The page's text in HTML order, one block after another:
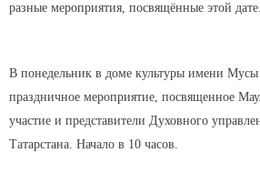
разные мероприятия, посвящённые этой дате.
В понедельник в доме культуры имени
праздничное мероприятие, посвященное
участие и представители Духовного
Татарстана. Начало в 10 часов.